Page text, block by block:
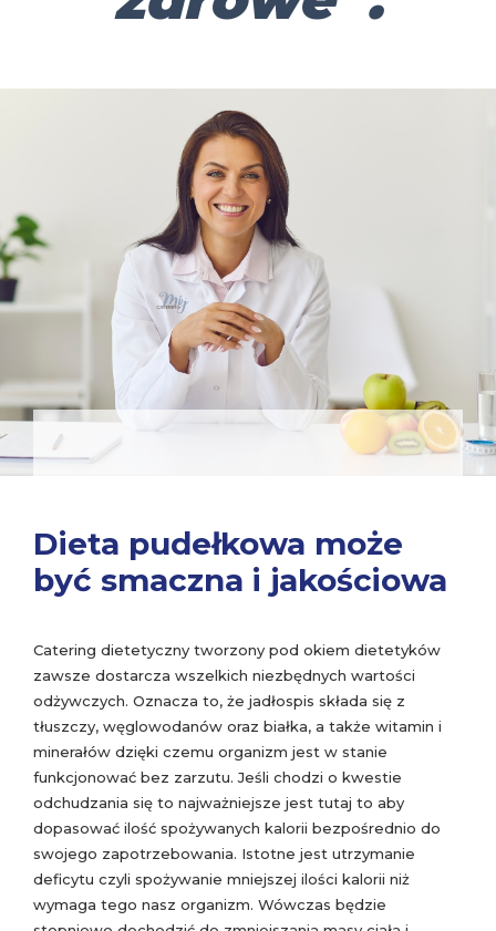
Dieta pudełkowa może
być smaczna i jakościowa
Catering dietetyczny tworzony pod okiem dietetyków
zawsze dostarcza wszelkich niezbędnych wartości
odżywczych. Oznacza to, że jadłospis składa się z
tłuszczy, węglowodanów oraz białka, a także witamin i
minerałów dzięki czemu organizm jest w stanie
funkcjonować bez zarzutu. Jeśli chodzi o kwestie
odchudzania się to najważniejsze jest tutaj to aby
dopasować ilość spożywanych kalorii bezpośrednio do
swojego zapotrzebowania. Istotne jest utrzymanie
deficytu czyli spożywanie mniejszej ilości kalorii niż
wymaga tego nasz organizm. Wówczas będzie